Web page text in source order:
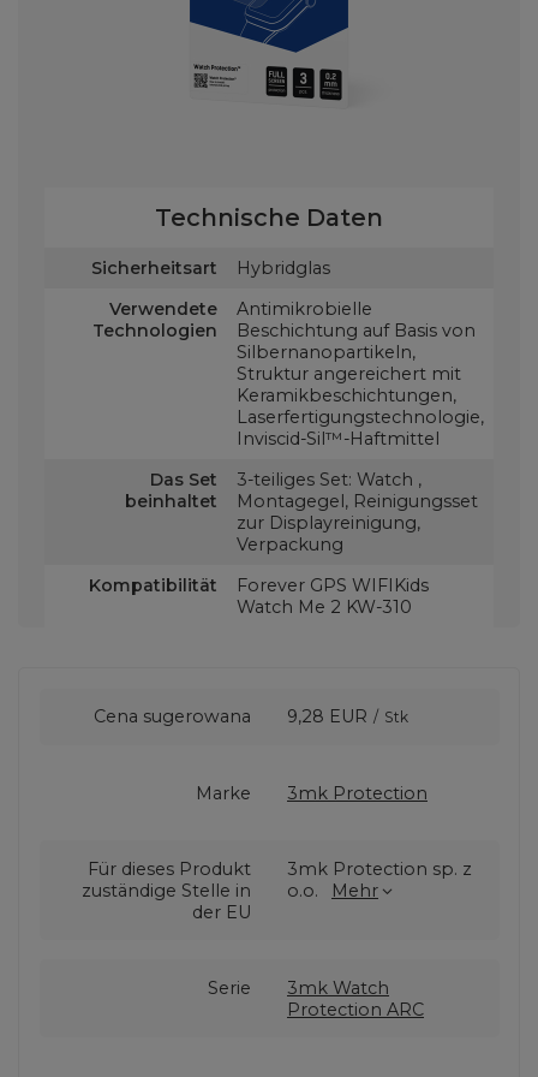
Technische Daten
Sicherheitsart
Hybridglas
Verwendete
Technologien
Antimikrobielle
Beschichtung auf Basis von
Silbernanopartikeln,
Struktur angereichert mit
Keramikbeschichtungen,
Laserfertigungstechnologie,
Inviscid-Sil™-Haftmittel
Das Set
beinhaltet
3-teiliges Set: Watch ,
Montagegel, Reinigungsset
zur Displayreinigung,
Verpackung
Kompatibilität
Forever GPS WIFIKids
Watch Me 2 KW-310
Cena sugerowana 9,28 EUR / Stk
Marke 3mk Protection
Für dieses Produkt
zuständige Stelle in
der EU
3mk Protection sp. z
o.o.
Mehr
Serie
3mk Watch
Protection ARC